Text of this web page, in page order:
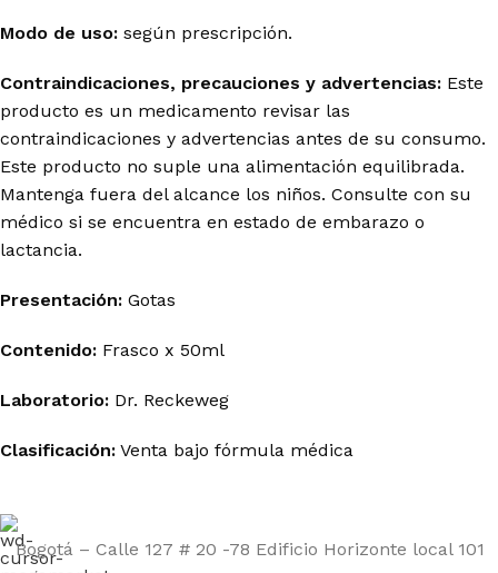
Modo de uso: según prescripción.
Contraindicaciones, precauciones y advertencias: Este
producto es un medicamento revisar las
contraindicaciones y advertencias antes de su consumo.
Este producto no suple una alimentación equilibrada.
Mantenga fuera del alcance los niños. Consulte con su
médico si se encuentra en estado de embarazo o
lactancia.
Presentación: Gotas
Contenido: Frasco x 50ml
Laboratorio: Dr. Reckeweg
Clasificación: Venta bajo fórmula médica
Bogotá – Calle 127 # 20 -78 Edificio Horizonte local 101